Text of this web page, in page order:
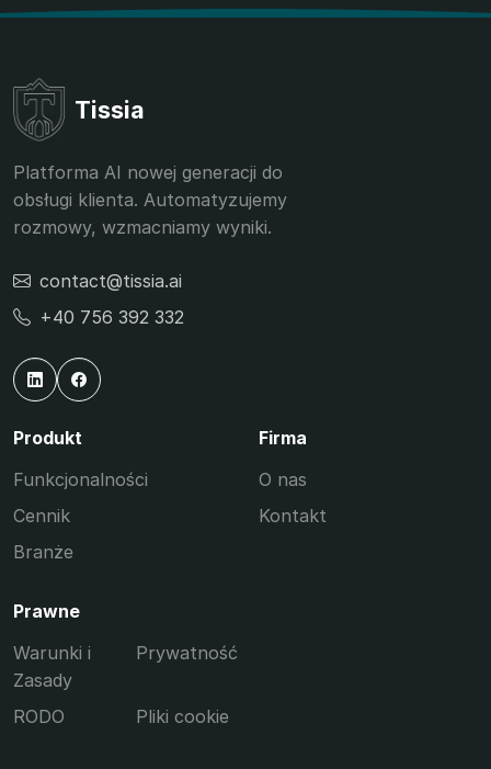
Tissia
Platforma AI nowej generacji do
obsługi klienta. Automatyzujemy
rozmowy, wzmacniamy wyniki.
contact@tissia.ai
+40 756 392 332
Produkt
Funkcjonalności
Cennik
Branże
Firma
O nas
Kontakt
Prawne
Warunki i
Zasady
Prywatność
RODO Pliki cookie